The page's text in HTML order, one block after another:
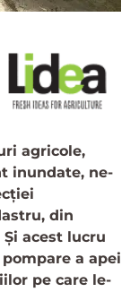
agricole,
inundate, ne-
din
acest lucru
a apei
pe care le-